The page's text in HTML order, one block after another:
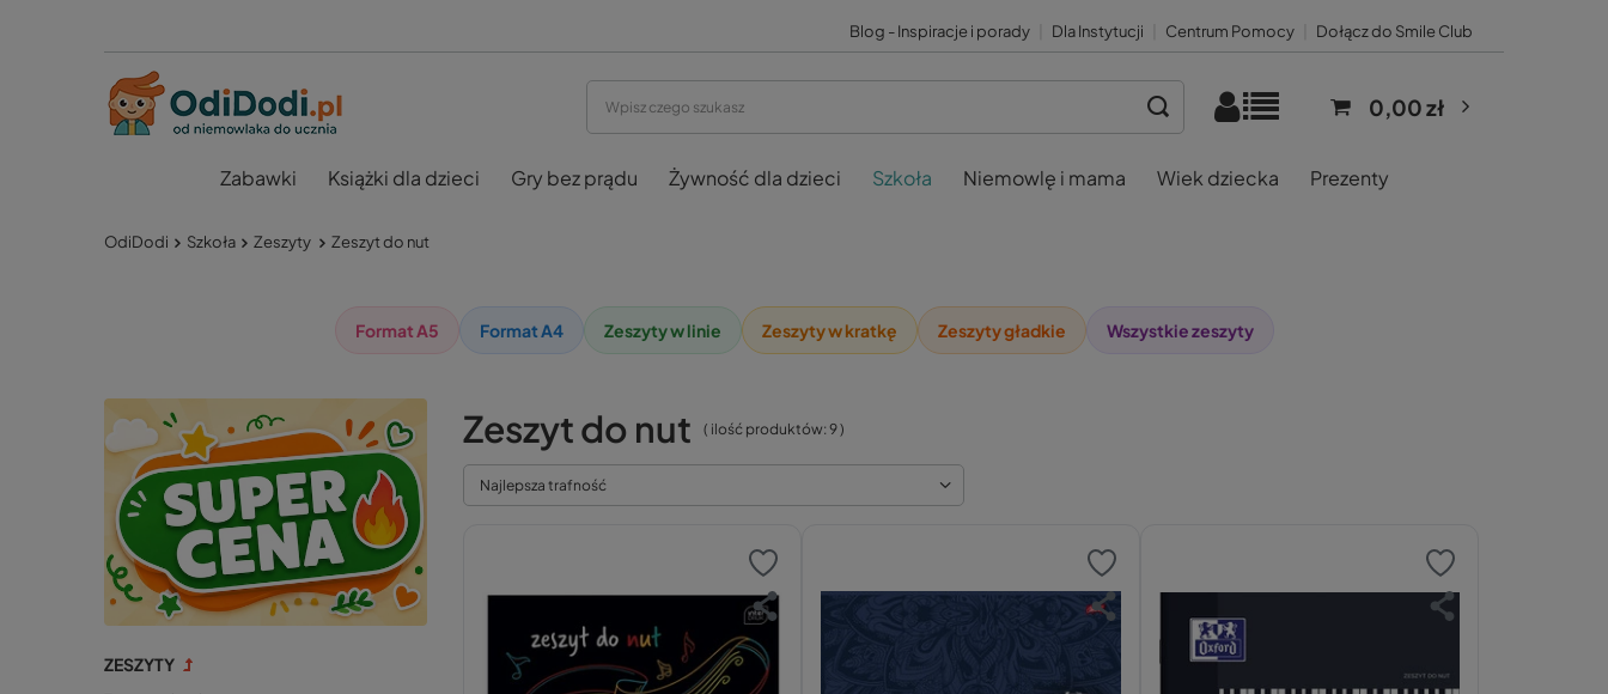
Blog - Inspiracje i porady Dla Instytucji Centrum Pomocy Dołącz do Smile Club
0,00 zł
Zabawki Książki dla dzieci Gry bez prądu Żywność dla dzieci Szkoła Niemowlę i mama Wiek dziecka Prezenty
OdiDodi Szkoła Zeszyty Zeszyt do nut
Format A5 Format A4 Zeszyty w linie Zeszyty w kratkę Zeszyty gładkie Wszystkie zeszyty
ZESZYTY
Zeszyt do nut ( ilość produktów: 9)
Najlepsza trafność